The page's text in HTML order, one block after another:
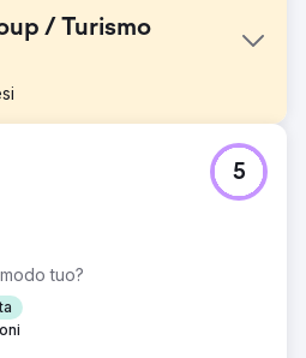
/ Turismo
– Caso di studio 🎯
una domanda
• Ridurre i costi di CPL
il ROAS • Stabilire un
multinazionale e scalabile
tuo?
5